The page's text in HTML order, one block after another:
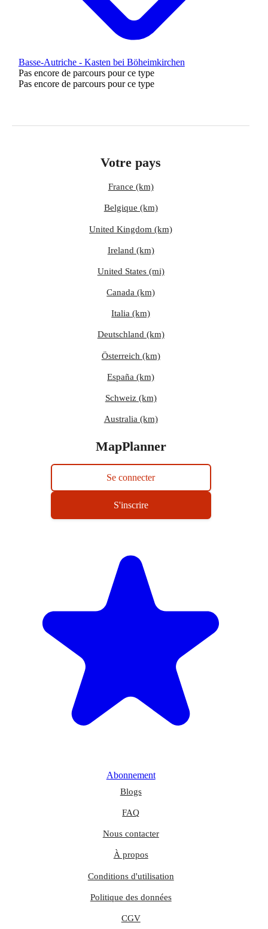
Basse-Autriche - Kasten bei Böheimkirchen
Pas encore de parcours pour ce type
Pas encore de parcours pour ce type
Votre pays
France (km)
Belgique (km)
United Kingdom (km)
Ireland (km)
United States (mi)
Canada (km)
Italia (km)
Deutschland (km)
Österreich (km)
España (km)
Schweiz (km)
Australia (km)
MapPlanner
Se connecter
S'inscrire
Abonnement
Blogs
FAQ
Nous contacter
À propos
Conditions d'utilisation
Politique des données
CGV